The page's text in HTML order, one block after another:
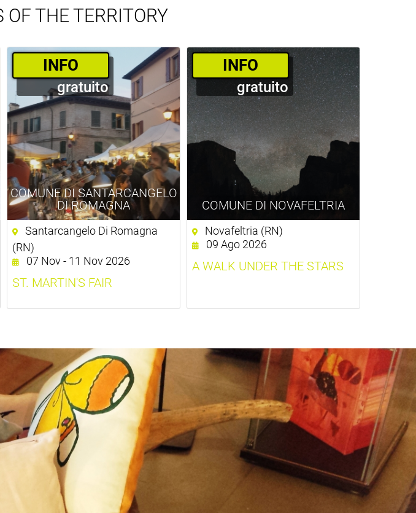
OF THE TERRITORY
COMUNE DI SANTARCANGELO
DI ROMAGNA
­INFO
gratuito
Santarcangelo Di Romagna
(RN)
07 Nov - 11 Nov 2026
ST. MARTIN'S FAIR
COMUNE DI NOVAFELTRIA
­INFO
gratuito
Novafeltria (RN)
09 Ago 2026
A WALK UNDER THE STARS